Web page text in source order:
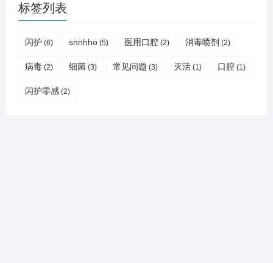
标签列表
闪护 (6) snnhho (5) 医用口腔 (2) 消毒喷剂 (2)
病毒 (2) 细菌 (3) 常见问题 (3) 灭活 (1) 口腔 (1)
闪护零感 (2)